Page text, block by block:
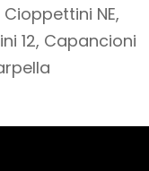
NE,
12, Capancioni